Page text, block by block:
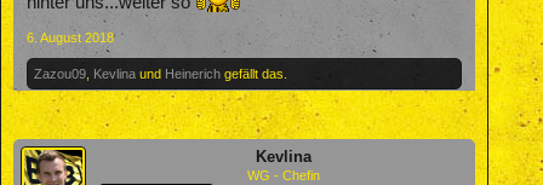
6. August 2018
Zazou09 Kevlina und Heinerich gefällt das.
Kevlina
WG - Chefin